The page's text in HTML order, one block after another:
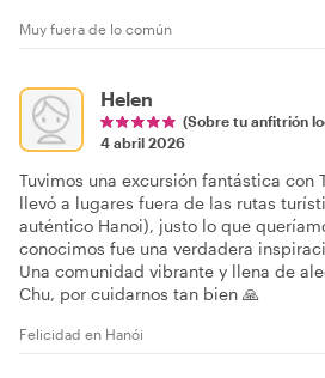
Muy fuera de lo común
Helen
(Sobre tu anfitrión
4 abril 2026
Tuvimos una excursión fantástica con
llevó a lugares fuera de las rutas
auténtico Hanoi), justo lo que
conocimos fue una verdadera
Una comunidad vibrante y llena de
Chu, por cuidarnos tan bien 🙏
Felicidad en Hanói